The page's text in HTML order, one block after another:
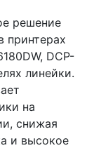
решение
принтерах
DCP-
линейки.
на
снижая
и высокое